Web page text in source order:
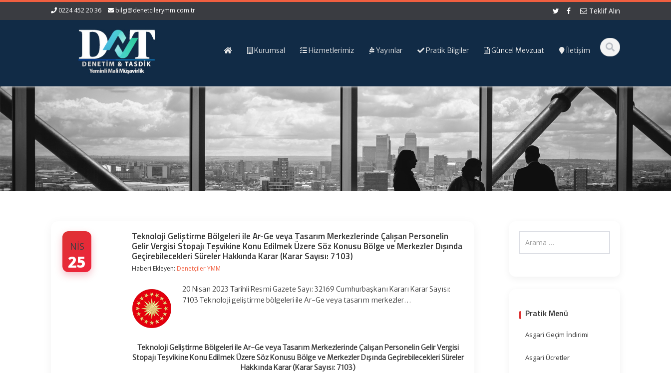
0224 452 20 36 bilgi@denetcilerymm.com.tr Teklif Alın
Kurumsal Hizmetlerimiz Yayınlar Pratik Bilgiler Güncel Mevzuat İletişim
NIS
25
Teknoloji Geliştirme Bölgeleri ile Ar-Ge veya Tasarım Merkezlerinde Çalışan Personelin
Gelir Vergisi Stopajı Teşvikine Konu Edilmek Üzere Söz Konusu Bölge ve Merkezler Dışında
Geçirebilecekleri Süreler Hakkında Karar (Karar Sayısı: 7103)
Haberi Ekleyen: Denetçiler YMM
20 Nisan 2023 Tarihli Resmi Gazete Sayı: 32169 Cumhurbaşkanı Kararı Karar Sayısı:
7103 Teknoloji geliştirme bölgeleri ile Ar-Ge veya tasarım merkezler…
Teknoloji Geliştirme Bölgeleri ile Ar-Ge veya Tasarım Merkezlerinde Çalışan Personelin Gelir Vergisi
Stopajı Teşvikine Konu Edilmek Üzere Söz Konusu Bölge ve Merkezler Dışında Geçirebilecekleri Süreler
Hakkında Karar (Karar Sayısı: 7103)
Pratik Menü
Asgari Geçim İndirimi
Asgari Ücretler